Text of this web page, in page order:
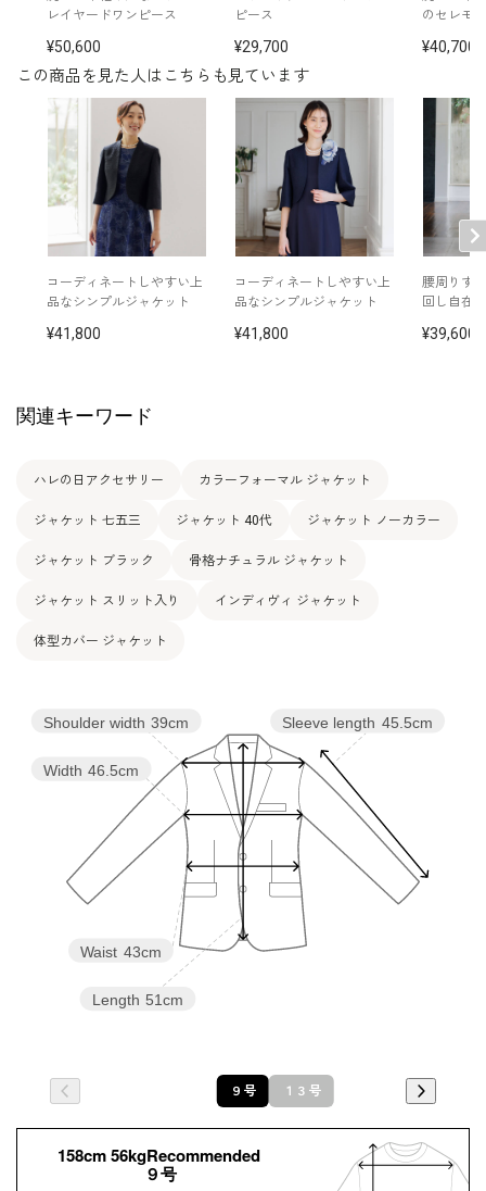
この商品を見た人はこちらも見ています
コーディネートしやすい上
品なシンプルジャケット
41,800
コーディネートしやすい上
品なシンプルジャケット
41,800
腰周りす
回し自在
39,600
レイヤードワンピース
50,600
ピース
29,700
のセレモ
40,700
関連キーワード
ハレの日アクセサリー カラーフォーマル ジャケット
ジャケット 七五三 ジャケット 40代 ジャケット ノーカラー
ジャケット ブラック 骨格ナチュラル ジャケット
ジャケット スリット入り インディヴィ ジャケット
体型カバー ジャケット
Sleeve length 45.5cm
Length 51cm
Waist 43cm
Width 46.5cm
Shoulder width 39cm
９号 １３号
158cm 56kgRecommended
９号